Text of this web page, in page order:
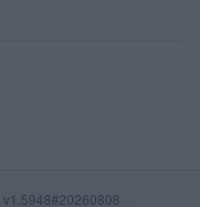
v1.5948#20260808